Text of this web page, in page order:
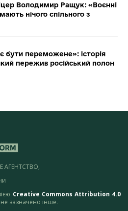
Володимир Ращук: «Воєнні
нічого спільного з
бути переможене»: історія
пережив російський полон
АГЕНТСТВО,
Creative Commons Attribution 4.0
зазначено інше.